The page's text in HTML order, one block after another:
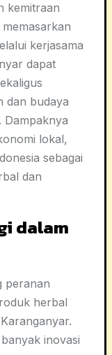
kemitraan
kerjasama
dapat
dan budaya
Dampaknya
lokal,
sebagai
dan
dalam
peranan
herbal
inovasi